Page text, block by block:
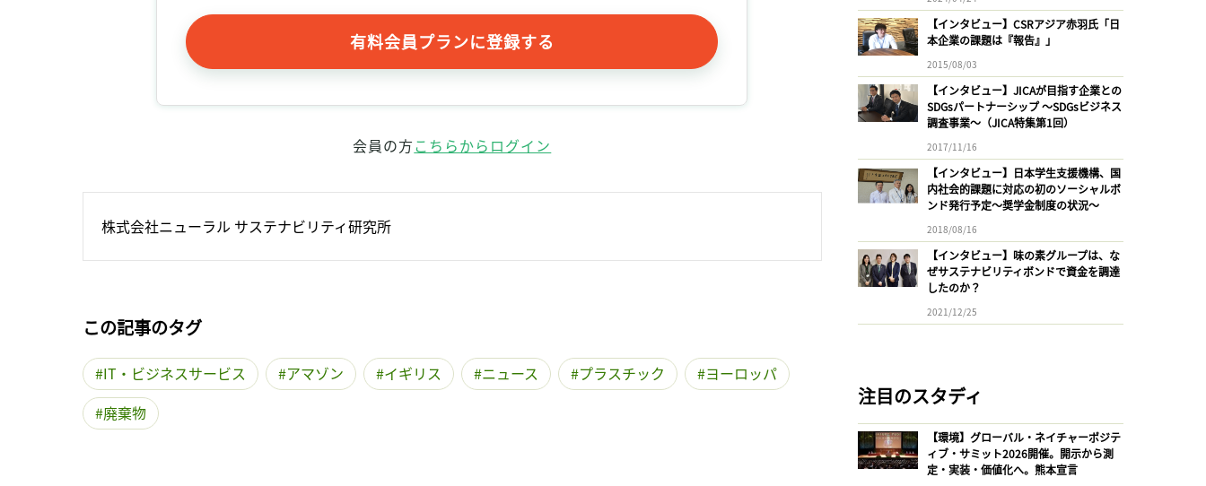
有料会員プランに登録する
会員の方こちらからログイン
株式会社ニューラル サステナビリティ研究所
この記事のタグ
IT・ビジネスサービス アマゾン イギリス ニュース プラスチック
ヨーロッパ
廃棄物
【インタビュー】CSRアジア赤羽氏「日
本企業の課題は『報告』」
2015/08/03
【インタビュー】JICAが目指す企業との
SDGsパートナーシップ 〜SDGsビジネス
調査事業〜（JICA特集第1回）
2017/11/16
【インタビュー】日本学生支援機構、国
内社会的課題に対応の初のソーシャルボ
ンド発行予定〜奨学金制度の状況〜
2018/08/16
【インタビュー】味の素グループは、な
ぜサステナビリティボンドで資金を調達
したのか？
2021/12/25
注目のスタディ
【環境】グローバル・ネイチャーポジテ
ィブ・サミット2026開催。開示から測
定・実装・価値化へ。熊本宣言
ログインが必要です